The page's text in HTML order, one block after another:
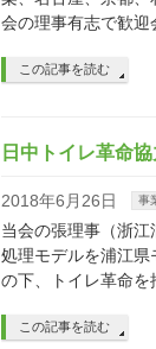
会の理事有志で歓迎
この記事を読む
日中トイレ革命
2018年6月26日 事
当会の張理事（浙
処理モデルを浦江
の下、トイレ革命を
この記事を読む